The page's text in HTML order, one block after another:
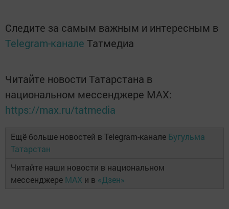
Следите за самым важным и интересным в
Telegram-канале Татмедиа
Читайте новости Татарстана в
национальном мессенджере MАХ:
https://max.ru/tatmedia
Ещё больше новостей в Telegram-канале Бугульма
Татарстан
Читайте наши новости в национальном
мессенджере MAX и в «Дзен»